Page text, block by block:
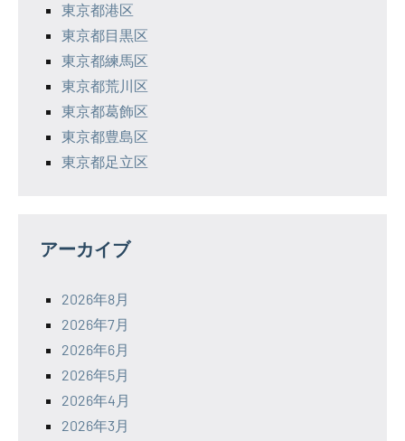
東京都港区
東京都目黒区
東京都練馬区
東京都荒川区
東京都葛飾区
東京都豊島区
東京都足立区
アーカイブ
2026年8月
2026年7月
2026年6月
2026年5月
2026年4月
2026年3月